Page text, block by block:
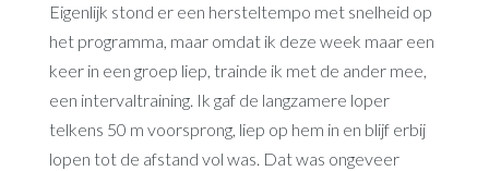
Eigenlijk stond er een hersteltempo met snelheid op
het programma, maar omdat ik deze week maar een
keer in een groep liep, trainde ik met de ander mee,
een intervaltraining. Ik gaf de langzamere loper
telkens 50 m voorsprong, liep op hem in en blijf erbij
lopen tot de afstand vol was. Dat was ongeveer